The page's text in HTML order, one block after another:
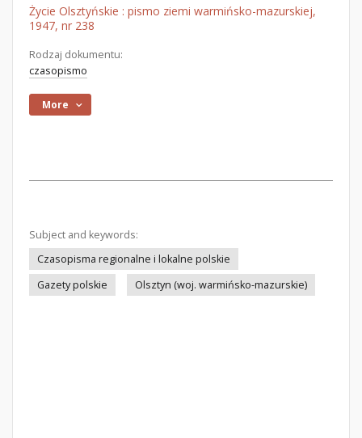
Życie Olsztyńskie : pismo ziemi warmińsko-mazurskiej,
1947, nr 238
Rodzaj dokumentu:
czasopismo
More
Subject and keywords:
Czasopisma regionalne i lokalne polskie
Gazety polskie
Olsztyn (woj. warmińsko-mazurskie)